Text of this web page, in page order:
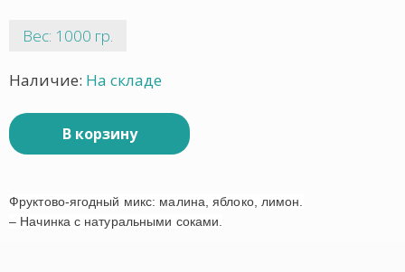
Вес: 1000 гр.
Наличие: На складе
В корзину
Фруктово-ягодный микс: малина, яблоко, лимон.
– Начинка с натуральными соками.